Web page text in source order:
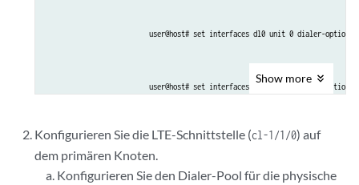
user@host# set interfaces dl0 unit 0 dialer-
user@host# set interfaces dl0 unit 0 dialer-options
Show more
Konfigurieren Sie die LTE-Schnittstelle (cl-1/1/0) auf
dem primären Knoten.
Konfigurieren Sie den Dialer-Pool für die physische